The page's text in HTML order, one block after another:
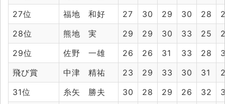
27位
福地 和好 27 30 29 30 28
28位
熊地 実 29 29 30 33 25
29位
佐野 一雄 26 26 31 33 28
飛び賞
中津 精祐 23 29 33 30 31
31位
糸矢 勝夫 30 28 29 26 32